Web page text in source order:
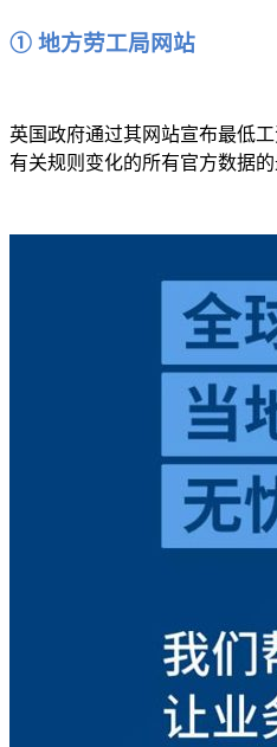
① 地方劳工局网站
英国政府通过其网站宣布最低
有关规则变化的所有官方数据的